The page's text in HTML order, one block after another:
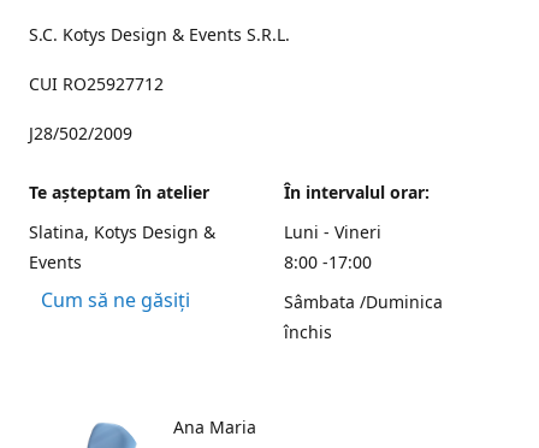
S.C. Kotys Design & Events S.R.L.
CUI RO25927712
J28/502/2009
Te aşteptam în atelier
Slatina, Kotys Design &
Events
Cum să ne găsiți
În intervalul orar:
Luni - Vineri
8:00 -17:00
Sâmbata /Duminica
închis
Ana Maria